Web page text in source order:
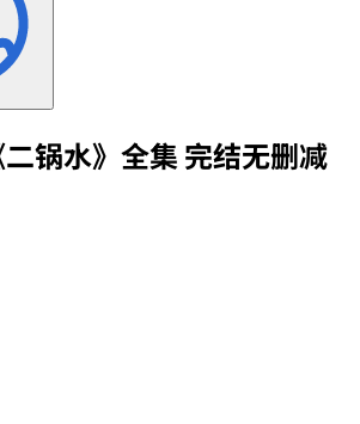
二锅水》全集 完结无删减